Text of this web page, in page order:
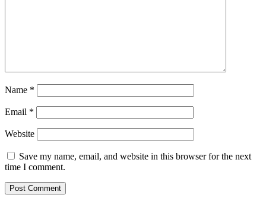
Name *
Email *
Website
Save my name, email, and website in this browser for the next
time I comment.